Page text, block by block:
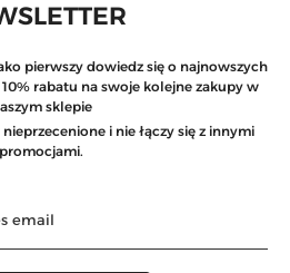
pierwszy dowiedz się o najnowszych
rabatu na swoje kolejne zakupy w
sklepie
i nie łączy się z innymi
promocjami.